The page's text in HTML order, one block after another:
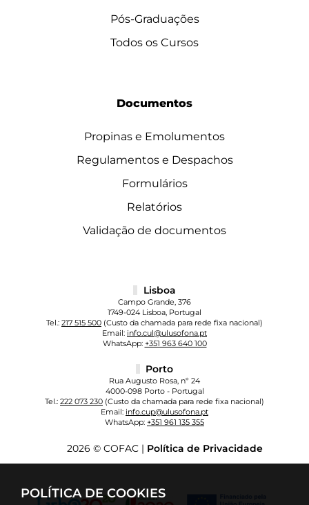
POLÍTICA DE COOKIES
Pós-Graduações
Todos os Cursos
Documentos
Propinas e Emolumentos
Regulamentos e Despachos
Formulários
Relatórios
Validação de documentos
Lisboa
Campo Grande, 376
1749-024 Lisboa, Portugal
Tel.: 217 515 500 (Custo da chamada para rede fixa nacional)
Email: info.cul@ulusofona.pt
WhatsApp: +351 963 640 100
Porto
Rua Augusto Rosa, nº 24
4000-098 Porto - Portugal
Tel.: 222 073 230 (Custo da chamada para rede fixa nacional)
Email: info.cup@ulusofona.pt
WhatsApp: +351 961 135 355
2026 © COFAC | Política de Privacidade